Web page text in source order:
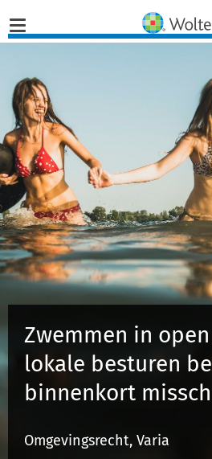
Home
Nieuws
Opinies
Infographics
Producten
Opleidingen
Juridisch Advies
Schulinck Omgevingsrecht Databank
Contact
Zwemmen in
lokale besturen
binnenkort
Omgevingsrecht, Varia